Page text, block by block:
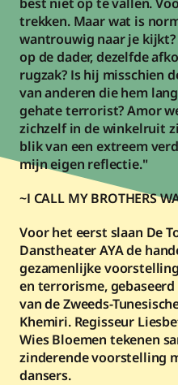
trekken. Maar wat is
wantrouwig naar je
op de dader, dezelfde
rugzak? Is hij misschien
van anderen die hem
gehate terrorist? Amor
zichzelf in de winkelruit
blik van een extreem
mijn eigen reflectie."
~I CALL MY BROTHERS
Voor het eerst slaan De
Danstheater AYA de
gezamenlijke
en terrorisme,
van de Zweeds-
Khemiri. Regisseur
Wies Bloemen tekenen
zinderende voorstelling
dansers.